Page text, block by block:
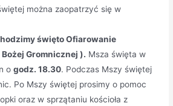
można zaopatrzyć się w
święto Ofiarowanie
Gromnicznej ). Msza święta w
ogodz. 18.30. Podczas Mszy świętej
Po Mszy świętej prosimy o pomoc
oraz w sprzątaniu kościoła z